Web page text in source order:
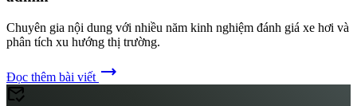
Chuyên gia nội dung với nhiều năm kinh nghiệm đánh giá xe hơi và
phân tích xu hướng thị trường.
Đọc thêm bài viết trending_flat
mark_email_read